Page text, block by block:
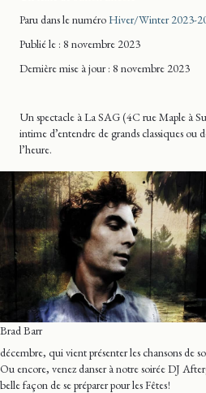
Paru dans le numéroHiver/Winter 2023-
Publié le : 8 novembre 2023
Dernière mise à jour: 8 novembre 2023
Un spectacle à La SAG (4C rue Maple à
intime d’entendre de grands classiques ou
l’heure.
Brad Barr
décembre, qui vient présenter les chansons de
Ou encore, venez danser à notre soirée DJ
belle façon de se préparer pour les Fêtes !